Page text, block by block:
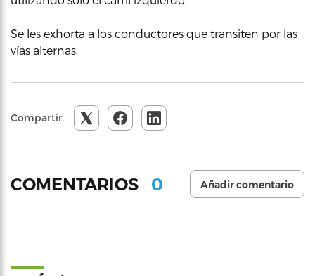
Se les exhorta a los conductores que transiten por las
vías alternas.
Compartir
COMENTARIOS 0 Añadir comentario